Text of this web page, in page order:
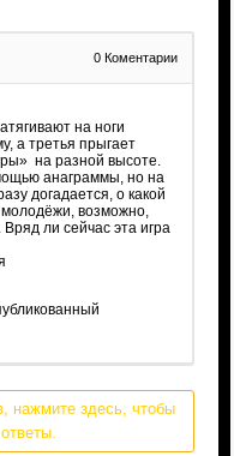
0 Коментарии
на ноги
а третья прыгает
на разной высоте.
анаграммы, но на
догадается, о какой
возможно,
ли сейчас эта игра
нажмите здесь, чтобы